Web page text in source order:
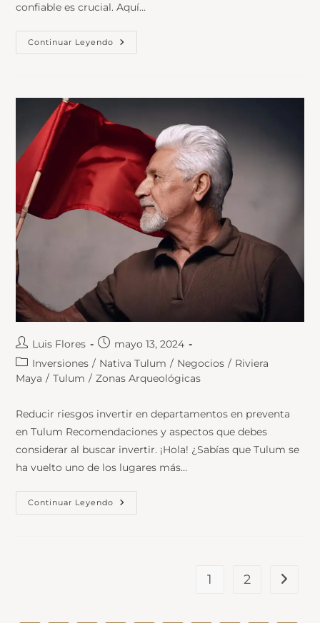
confiable es crucial. Aquí…
Continuar Leyendo
Luis Flores
mayo 13, 2024
Inversiones / Nativa Tulum / Negocios / Riviera
Maya / Tulum / Zonas Arqueológicas
Reducir riesgos invertir en departamentos en preventa
en Tulum Recomendaciones y aspectos que debes
considerar al buscar invertir. ¡Hola! ¿Sabías que Tulum se
ha vuelto uno de los lugares más…
Continuar Leyendo
1 2